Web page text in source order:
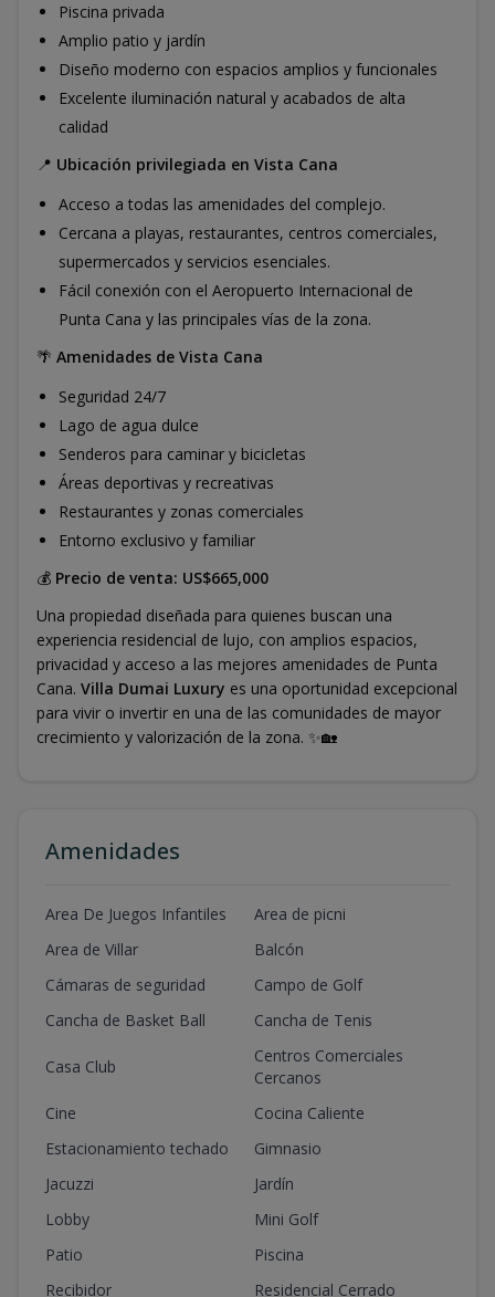
Piscina privada
Amplio patio y jardín
Diseño moderno con espacios amplios y funcionales
Excelente iluminación natural y acabados de alta
calidad
📍 Ubicación privilegiada en Vista Cana
Acceso a todas las amenidades del complejo.
Cercana a playas, restaurantes, centros comerciales,
supermercados y servicios esenciales.
Fácil conexión con el Aeropuerto Internacional de
Punta Cana y las principales vías de la zona.
🌴 Amenidades de Vista Cana
Seguridad 24/7
Lago de agua dulce
Senderos para caminar y bicicletas
Áreas deportivas y recreativas
Restaurantes y zonas comerciales
Entorno exclusivo y familiar
💰 Precio de venta: US$665,000
Una propiedad diseñada para quienes buscan una
experiencia residencial de lujo, con amplios espacios,
privacidad y acceso a las mejores amenidades de Punta
Cana. Villa Dumai Luxury es una oportunidad excepcional
para vivir o invertir en una de las comunidades de mayor
crecimiento y valorización de la zona. ✨🏡
Amenidades
Area De Juegos Infantiles
Area de picni
Area de Villar
Balcón
Cámaras de seguridad
Campo de Golf
Cancha de Basket Ball
Cancha de Tenis
Casa Club
Centros Comerciales
Cercanos
Cine
Cocina Caliente
Estacionamiento techado
Gimnasio
Jacuzzi
Jardín
Lobby
Mini Golf
Patio
Piscina
Recibidor
Residencial Cerrado